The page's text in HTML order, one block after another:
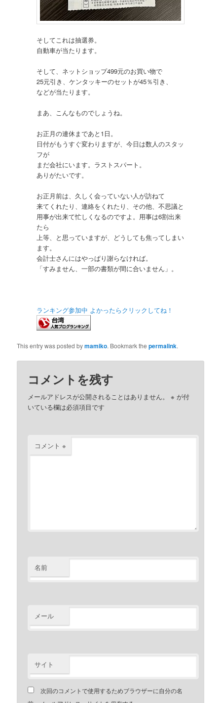
そしてこれは抽選券。
自動車が当たります。
そして、ネットショップ499元のお買い物で
25元引き、ケンタッキーのセットが45％引き、
などが当たります。
まあ、こんなものでしょうね。
お正月の連休まであと1日。
日付がもうすぐ変わりますが、今日は数人のスタッ
フが
まだ会社にいます。ラストスパート。
ありがたいです。
お正月前は、久しく会っていない人が訪ねて
来てくれたり、連絡をくれたり、その他、不思議と
用事が出来て忙しくなるのですよ。用事は6割出来
たら
上等、と思っていますが、どうしても焦ってしまい
ます。
会計士さんにはやっぱり謝らなければ。
「すみません、一部の書類が間に合いません」。
ランキング参加中 よかったらクリックしてね！
This entry was posted bymamiko. Bookmark thepermalink.
コメントを残す
メールアドレスが公開されることはありません。 ※ が付
いている欄は必須項目です
コメント※
名前
メール
サイト
次回のコメントで使用するためブラウザーに自分の名